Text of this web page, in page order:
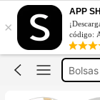
×
APP
código: